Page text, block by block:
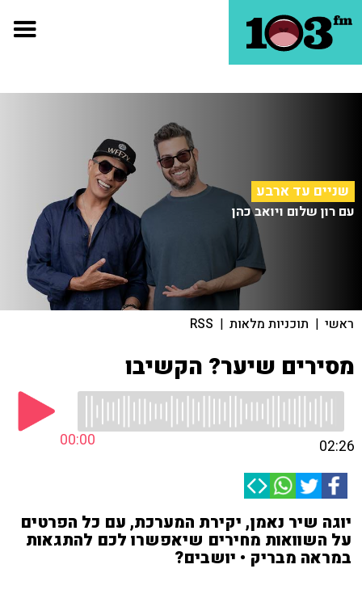
שניים עד ארבע
עם רון שלום ויואב כהן
ראשי | תוכניות מלאות |
RSS
מסירים שיער? הקשיבו
00:00 02:26
יוגה שיר נאמן, יקירת המערכת, עם כל הפרטים
על השוואות מחירים שיאפשרו לכם להתגאות
במראה מבריק • יושבים?